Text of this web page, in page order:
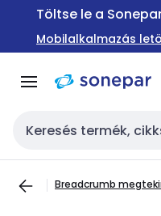
Ugrás a
Ugrás a
tartalomra
Töltse le a
Mobilalkalmazás
Keresési bemenet
Breadcrumb